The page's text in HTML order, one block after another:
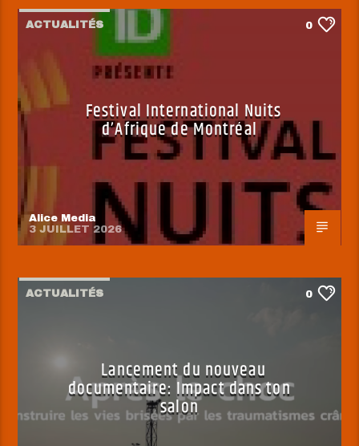
ACTUALITÉS 0
Festival International Nuits
d’Afrique de Montréal
Alice Media
3 JUILLET 2026
ACTUALITÉS 0
Lancement du nouveau
documentaire: Impact dans ton
salon